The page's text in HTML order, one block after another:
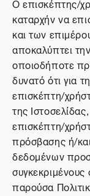
καταρχήν να
και των
αποκαλύπτει
οποιοδήποτε
δυνατό ότι για
επισκέπτη/
της
επισκέπτη/
πρόσβασης ή/
δεδομένων
παρούσα